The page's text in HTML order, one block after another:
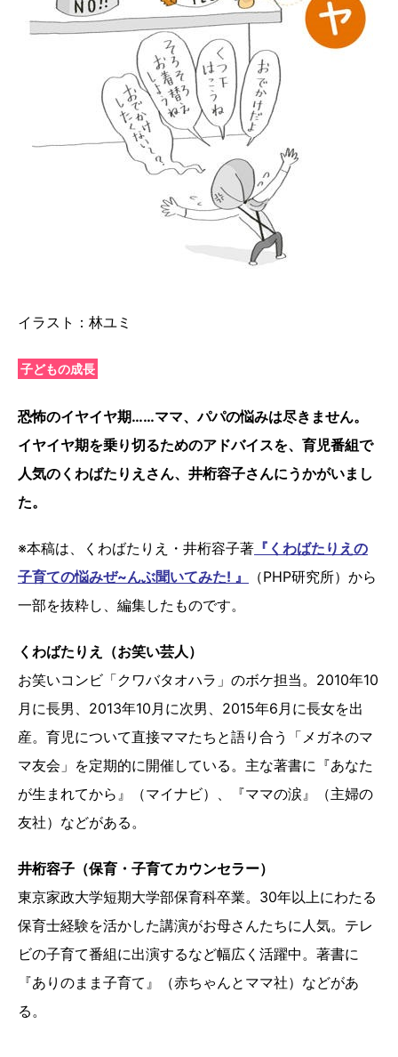
イラスト：林ユミ
子どもの成長
恐怖のイヤイヤ期……ママ、パパの悩みは尽きません。
イヤイヤ期を乗り切るためのアドバイスを、育児番組で
人気のくわばたりえさん、井桁容子さんにうかがいまし
た。
※本稿は、くわばたりえ・井桁容子著 『くわばたりえの
子育ての悩みぜ~んぶ聞いてみた! 』
（PHP研究所）から
一部を抜粋し、編集したものです。
くわばたりえ（お笑い芸人）
お笑いコンビ「クワバタオハラ」のボケ担当。2010年10
月に長男、2013年10月に次男、2015年6月に長女を出
産。育児について直接ママたちと語り合う「メガネのマ
マ友会」を定期的に開催している。主な著書に『あなた
が生まれてから』（マイナビ）、『ママの涙』（主婦の
友社）などがある。
井桁容子（保育・子育てカウンセラー）
東京家政大学短期大学部保育科卒業。30年以上にわたる
保育士経験を活かした講演がお母さんたちに人気。テレ
ビの子育て番組に出演するなど幅広く活躍中。著書に
『ありのまま子育て』（赤ちゃんとママ社）などがあ
る。